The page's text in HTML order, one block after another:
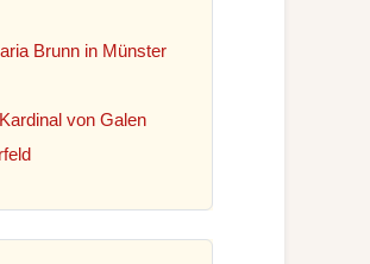
Brunn in Münster
von Galen